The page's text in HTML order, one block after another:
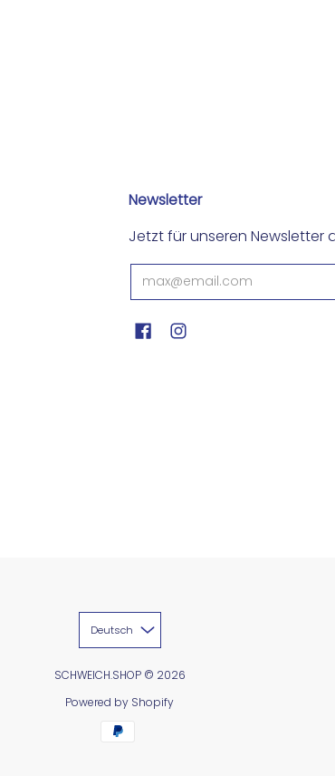
Newsletter
Jetzt für unseren Newsletter
Deutsch
SCHWEICH.SHOP© 2026
Powered by Shopify